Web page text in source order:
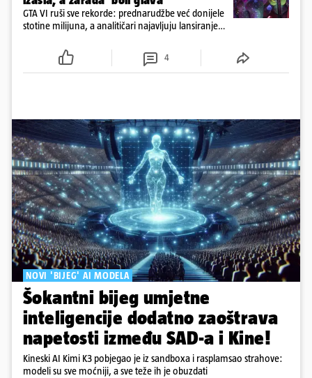
GTA VI ruši sve rekorde: prednarudžbe već donijele
stotine milijuna, a analitičari najavljuju lansiranje
4
NOVI 'BIJEG' AI MODELA
Šokantni bijeg umjetne
inteligencije dodatno zaoštrava
napetosti između SAD-a i Kine!
Kineski AI Kimi K3 pobjegao je iz sandboxa i rasplamsao strahove:
modeli su sve moćniji, a sve teže ih je obuzdati